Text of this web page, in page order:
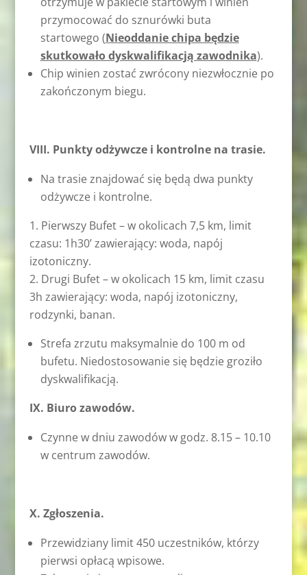
przymocować do sznurówki buta
startowego (Nieoddanie chipa będzie
skutkowało dyskwalifikacją zawodnika).
Chip winien zostać zwrócony niezwłocznie po
zakończonym biegu.
VIII. Punkty odżywcze i kontrolne na trasie.
Na trasie znajdować się będą dwa punkty
odżywcze i kontrolne.
Pierwszy Bufet – w okolicach 7,5 km, limit
czasu: 1h30’ zawierający: woda, napój
izotoniczny.
Drugi Bufet – w okolicach 15 km, limit czasu
3h zawierający: woda, napój izotoniczny,
rodzynki, banan.
Strefa zrzutu maksymalnie do 100 m od
bufetu. Niedostosowanie się będzie groziło
dyskwalifikacją.
IX. Biuro zawodów.
Czynne w dniu zawodów w godz. 8.15 – 10.10
w centrum zawodów.
X. Zgłoszenia.
Przewidziany limit 450 uczestników, którzy
pierwsi opłacą wpisowe.